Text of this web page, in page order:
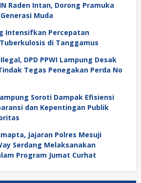
Raden Intan, Dorong Pramuka
Muda
Intensifkan Percepatan
di Tanggamus
DPD PPWI Lampung Desak
Tegas Penegakan Perda No
Soroti Dampak Efisiensi
dan Kepentingan Publik
Jajaran Polres Mesuji
Serdang Melaksanakan
Program Jumat Curhat